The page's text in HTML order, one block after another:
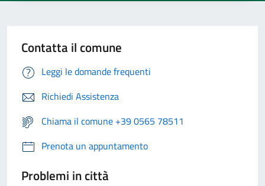
Contatta il comune
Leggi le domande frequenti
Richiedi Assistenza
Chiama il comune +39 0565 78511
Prenota un appuntamento
Problemi in città